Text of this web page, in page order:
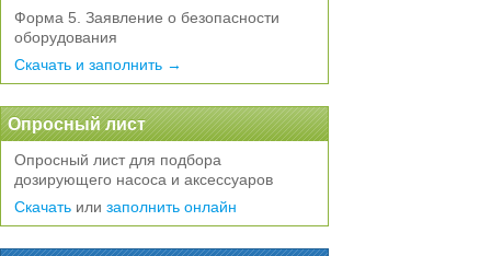
Форма 5. Заявление о безопасности
оборудования
Скачать и заполнить →
Опросный лист
Опросный лист для подбора
дозирующего насоса и аксессуаров
Скачать или заполнить онлайн